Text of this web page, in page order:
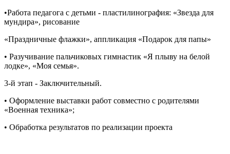
•Работа педагога с детьми - пластилинография: «Звезда для
мундира», рисование
«Праздничные флажки», аппликация «Подарок для папы»
• Разучивание пальчиковых гимнастик «Я плыву на белой
лодке», «Моя семья».
3-й этап - Заключительный.
• Оформление выставки работ совместно с родителями
«Военная техника»;
• Обработка результатов по реализации проекта